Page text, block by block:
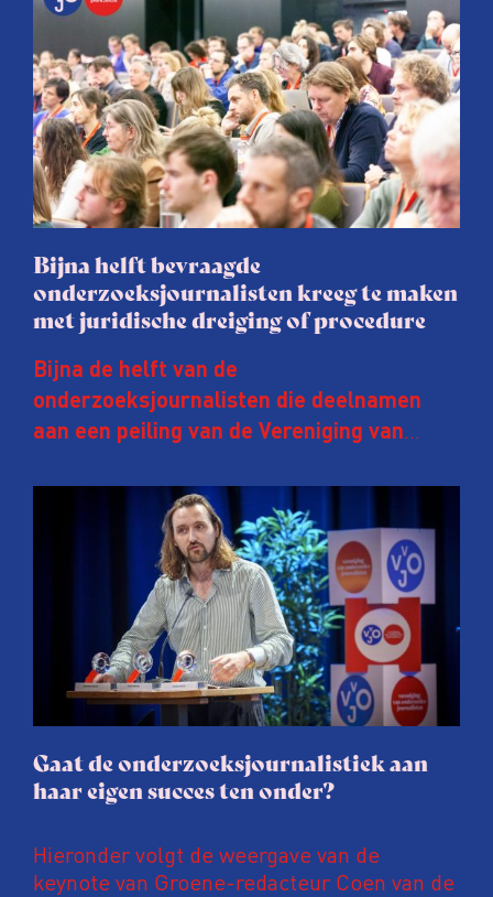
Bijna helft bevraagde
onderzoeksjournalisten kreeg te maken
met juridische dreiging of procedure
Bijna de helft van de
onderzoeksjournalisten die deelnamen
aan een peiling van de Vereniging van
afgelopen twee jaar te maken met
juridische dreiging of een juridische
procedure rond het eigen werk. Dat kost
journalisten tijd, ook ervaren zij stress en
soms worden publicaties aangepast of
gaat de hele publicatie zelfs niet door.
Gaat de onderzoeksjournalistiek aan
haar eigen succes ten onder?
Hieronder volgt de weergave van de
keynote van Groene-redacteur Coen van de